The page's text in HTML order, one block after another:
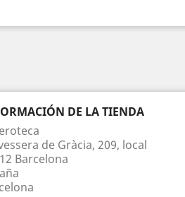
DE LA TIENDA
de Gràcia, 209, local
Barcelona